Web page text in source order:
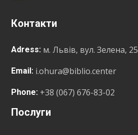
Контакти
Adress: м. Львів, вул. Зелена, 25
Email: i.ohura@biblio.center
Phone: +38 (067) 676-83-02
Послуги